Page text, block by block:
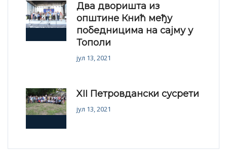
Два дворишта из
општине Кнић међу
победницима на сајму у
Тополи
јул 13, 2021
XII Петровдански сусрети
јул 13, 2021